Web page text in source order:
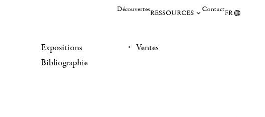
DécouvertesRESSOURCES ContactFR
Expositions
Bibliographie
Ventes